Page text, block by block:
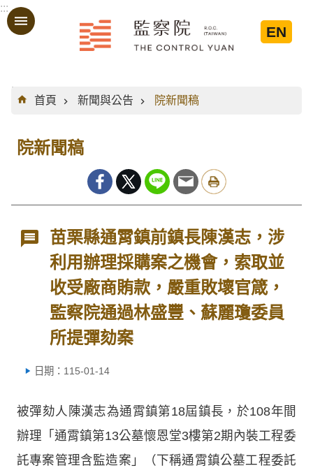
跳到主要內容區塊
:::
EN
:::
首頁
新聞與公告 院新聞稿
院新聞稿
苗栗縣通霄鎮前鎮長陳漢志，涉
利用辦理採購案之機會，索取並
收受廠商賄款，嚴重敗壞官箴，
監察院通過林盛豐、蘇麗瓊委員
所提彈劾案
日期：115-01-14
被彈劾人陳漢志為通霄鎮第18屆鎮長，於108年間
辦理「通霄鎮第13公墓懷恩堂3樓第2期內裝工程委
託專案管理含監造案」（下稱通霄鎮公墓工程委託